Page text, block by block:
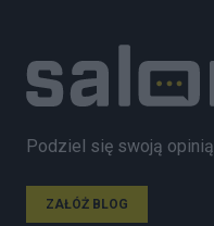
Podziel się swoją opinią
ZAŁÓŻ BLOG